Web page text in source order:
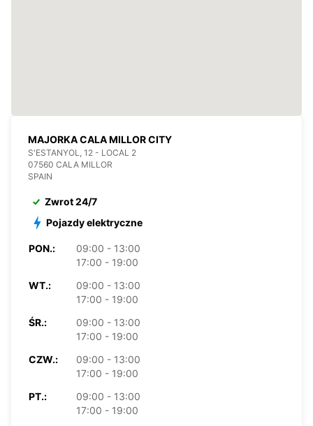
MAJORKA CALA MILLOR CITY
S'ESTANYOL, 12 - LOCAL 2
07560 CALA MILLOR
SPAIN
Zwrot 24/7
Pojazdy elektryczne
PON.:
09:00 - 13:00
17:00 - 19:00
WT.:
09:00 - 13:00
17:00 - 19:00
ŚR.:
09:00 - 13:00
17:00 - 19:00
CZW.:
09:00 - 13:00
17:00 - 19:00
PT.:
09:00 - 13:00
17:00 - 19:00